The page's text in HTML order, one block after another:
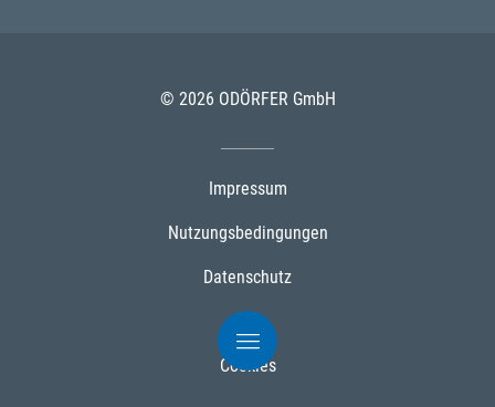
© 2026 ODÖRFER GmbH
Impressum
Nutzungsbedingungen
Datenschutz
AGB
Cookies